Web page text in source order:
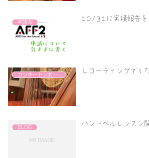
申請系 10/31に実績報告を
コンサートレポート レコーディングでし
BLOG ハンドベルレッスン